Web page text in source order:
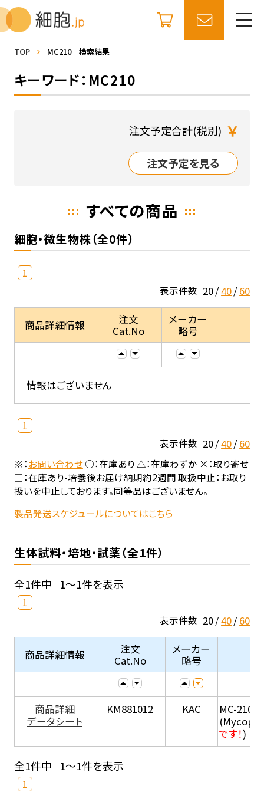
TOP MC210 検索結果
キーワード：MC210
注文予定合計(税別) ￥
注文予定を見る
すべての商品
細胞・微生物株（全0件）
1
表示件数 20 40 60
商品詳細情報
注文
Cat.No
メーカー
略号
情報はございません
1
表示件数 20 40 60
※：お問い合わせ○：在庫あり △：在庫わずか ×：取り寄せ
□：在庫あり-培養後お届け納期約2週間 取扱中止：お取り
扱いを中止しております。同等品はございません。
製品発送スケジュールについてはこちら
生体試料・培地・試薬（全1件）
全1件中 1～1件を表示
1
表示件数 20 40 60
商品詳細情報
注文
Cat.No
メーカー
略号
商品詳細
データシート
KM881012 KAC
MC-210 (
です！)
全1件中 1～1件を表示
1